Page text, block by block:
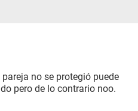
no se protegió puede
pero de lo contrario noo.